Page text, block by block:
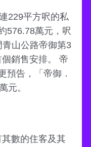
229平方呎的私
576.78萬元，呎
山公路帝御第3
銷售安排。 帝
預告，「帝御．
元。
數的住客及其